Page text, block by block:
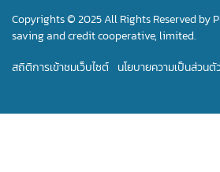
Copyrights © 2025 All Rights Reserved by
saving and credit cooperative, limited.
สถิติการเข้าชมเว็บไซต์ นโยบายความเป็นส่วนตั